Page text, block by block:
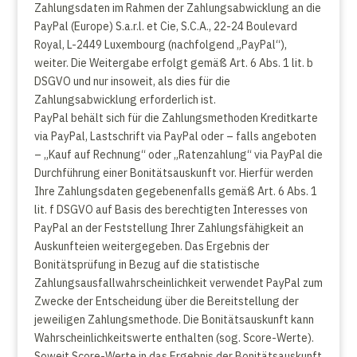
Zahlungsdaten im Rahmen der Zahlungsabwicklung an die
PayPal (Europe) S.a.r.l. et Cie, S.C.A., 22-24 Boulevard
Royal, L-2449 Luxembourg (nachfolgend „PayPal“),
weiter. Die Weitergabe erfolgt gemäß Art. 6 Abs. 1 lit. b
DSGVO und nur insoweit, als dies für die
Zahlungsabwicklung erforderlich ist.
PayPal behält sich für die Zahlungsmethoden Kreditkarte
via PayPal, Lastschrift via PayPal oder – falls angeboten
– „Kauf auf Rechnung“ oder „Ratenzahlung“ via PayPal die
Durchführung einer Bonitätsauskunft vor. Hierfür werden
Ihre Zahlungsdaten gegebenenfalls gemäß Art. 6 Abs. 1
lit. f DSGVO auf Basis des berechtigten Interesses von
PayPal an der Feststellung Ihrer Zahlungsfähigkeit an
Auskunfteien weitergegeben. Das Ergebnis der
Bonitätsprüfung in Bezug auf die statistische
Zahlungsausfallwahrscheinlichkeit verwendet PayPal zum
Zwecke der Entscheidung über die Bereitstellung der
jeweiligen Zahlungsmethode. Die Bonitätsauskunft kann
Wahrscheinlichkeitswerte enthalten (sog. Score-Werte).